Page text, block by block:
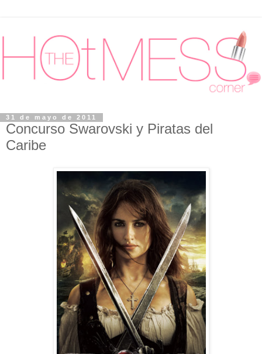
31 de mayo de 2011
Concurso Swarovski y Piratas del
Caribe